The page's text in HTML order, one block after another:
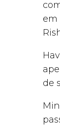
em
de